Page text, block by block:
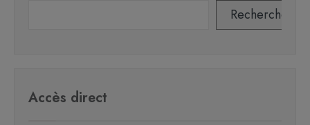
Rechercher
Accès direct